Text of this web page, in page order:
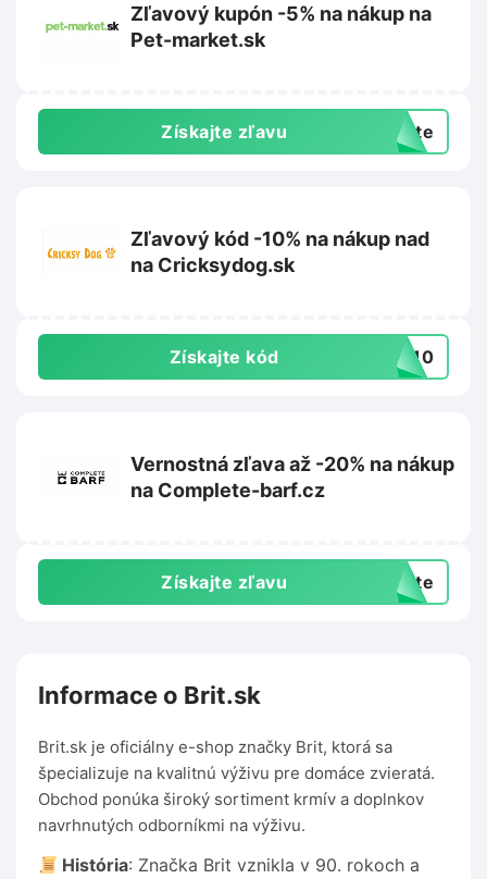
Zľavový kupón -5% na nákup na
Pet-market.sk
Získajte zľavu exte
Zľavový kód -10% na nákup nad
na Cricksydog.sk
Získajte kód NY10
Vernostná zľava až -20% na nákup
na Complete-barf.cz
Získajte zľavu exte
Informace o Brit.sk
Brit.sk je oficiálny e-shop značky Brit, ktorá sa
špecializuje na kvalitnú výživu pre domáce zvieratá.
Obchod ponúka široký sortiment krmív a doplnkov
navrhnutých odborníkmi na výživu.
História: Značka Brit vznikla v 90. rokoch a